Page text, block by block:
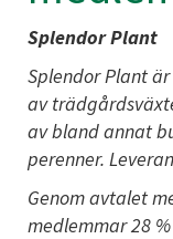
Splendor Plant
Splendor Plant
av
av bland annat
perenner.
Genom avtalet
medlemmar 28